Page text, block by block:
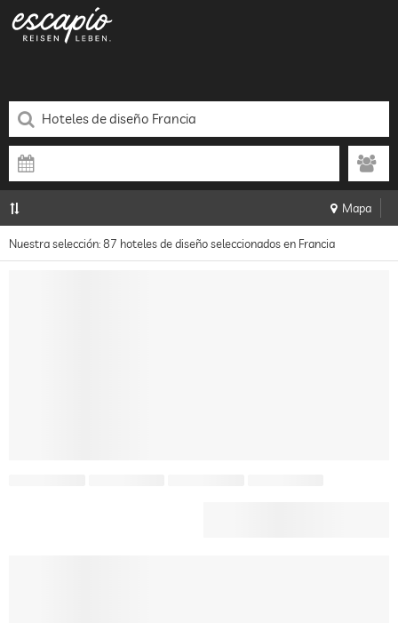
Mapa
Nuestra selección: 87 hoteles de diseño seleccionados en Francia